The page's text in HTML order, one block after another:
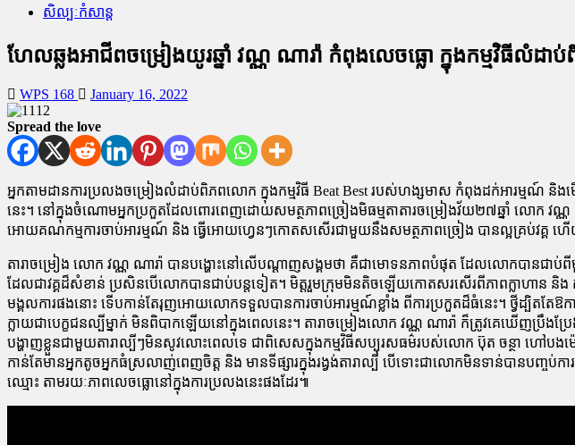
សិល្បៈកំសាន្ត
ហែលឆ្លងអាជីពចម្រៀងយូរឆ្នាំ វណ្ណ ណារ៉ា កំពុងលេចធ្លោ ក្នុងកម្មវិធីលំ
WPS 168 January 16, 2022
Spread the love
អ្នកតាមដានការប្រលងចម្រៀងលំដាប់ពិភពលោក ក្នុងកម្មវិធី Beat Best របស់ហង្សមាស កំពុងដក់អារម្មណ៍ និងម
នេះ។ នៅក្នុងចំណោមអ្នកប្រកួតដែលពោរពេញដោយសមត្ថភាពច្រៀងមិធម្មតាតារចម្រៀងវ័យ២៧ឆ្នាំ លោក វណ្
អោយគណកម្មការចាប់អារម្មណ៍ និង ធ្វើអោយហ្វេនៗកោតសសើរជាមួយនឹងសមត្ថភាពច្រៀង បានល្អគ្រប់វគ្
តារាចម្រៀង លោក វណ្ណ ណារ៉ា បានបង្ហោះនៅលើបណ្ដាញសង្គមថា គឺជាមោទនភាពបំផុត ដែលលោកបានជាប់ពី
ដែលជាវគ្គដ៏សំខាន់ ប្រសិនបើលោកបានជាប់បន្តទៀត។ មិត្តរួមក្រុមមិនតិចឡើយកោតសរសើរពីភាពក្លាហាន និ
មង្គលការផងនោះ ទើបកាន់តែរុញអោយលោកទទួលបានការចាប់អារម្មណ៍ខ្លាំង ពីការប្រកួតដ៏ធំនេះ។ ថ្វីដ្បិតត
ក្លាយជាបេក្ខជនល្បីម្នាក់ មិនពិបាកឡើយនៅក្នុងពេលនេះ។ តារាចម្រៀងលោក វណ្ណ ណារ៉ា ក៏ត្រូវគេឃើញប្
បង្ហាញខ្លួនជាមួយតារាល្បីៗមិនសូវលោះពេលទេ ជាពិសេសក្នុងកម្មវិធីសប្បុរសធម៌របស់លោក ប៊ុត ចន្ថា ហៅ
កាន់តែមានអ្នកតូចអ្នកធំស្រលាញ់ពេញចិត្ត និង មានទីផ្សារក្នុងរង្វង់តារាល្បី បើទោះជាលោកមិនទាន់បាន
ឈ្មោះ តាមរយៈភាពលេចធ្លោនៅក្នុងការប្រលងនេះផងដែរ៕